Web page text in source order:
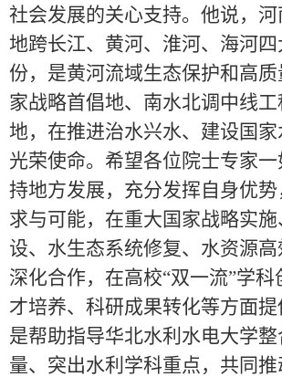
社会发展的关心支持。他说，
地跨长江、黄河、淮河、海河
份，是黄河流域生态保护和高质
家战略首倡地、南水北调中线
地，在推进治水兴水、建设国
光荣使命。希望各位院士专家
持地方发展，充分发挥自身优
求与可能，在重大国家战略实
设、水生态系统修复、水资源
深化合作，在高校“双一流”学科
才培养、科研成果转化等方面提
是帮助指导华北水利水电大学
量、突出水利学科重点，共同